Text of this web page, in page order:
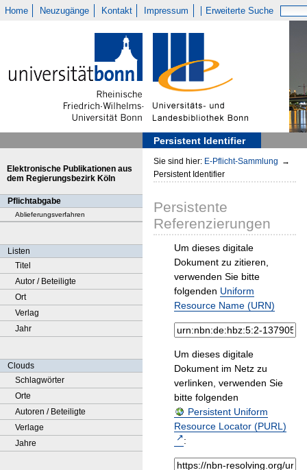
Home Neuzugänge Kontakt Impressum Erweiterte Suche
Persistent Identifier
Elektronische Publikationen aus
dem Regierungsbezirk Köln
Pflichtabgabe
Ablieferungsverfahren
Listen
Titel
Autor / Beteiligte
Ort
Verlag
Jahr
Clouds
Schlagwörter
Orte
Autoren / Beteiligte
Verlage
Jahre
Sie sind hier: E-Pflicht-Sammlung →
Persistent Identifier
Persistente
Referenzierungen
Um dieses digitale
Dokument zu zitieren,
verwenden Sie bitte
folgenden Uniform
Resource Name (URN)
Um dieses digitale
Dokument im Netz zu
verlinken, verwenden Sie
bitte folgenden
Persistent Uniform
Resource Locator (PURL)
: